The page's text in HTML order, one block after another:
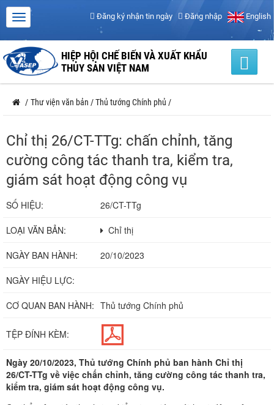
Đăng ký nhận tin ngày Đăng nhập English
HIỆP HỘI CHẾ BIẾN VÀ XUẤT KHẨU
THỦY SẢN VIỆT NAM
/ Thư viện văn bản /Thủ tướng Chính phủ /
Chỉ thị 26/CT-TTg: chấn chỉnh, tăng
cường công tác thanh tra, kiểm tra,
giám sát hoạt động công vụ
SỐ HIỆU: 26/CT-TTg
LOẠI VĂN BẢN: Chỉ thị
NGÀY BAN HÀNH: 20/10/2023
NGÀY HIỆU LỰC:
CƠ QUAN BAN HÀNH: Thủ tướng Chính phủ
TỆP ĐÍNH KÈM:
Ngày 20/10/2023, Thủ tướng Chính phủ ban hành Chỉ thị
26/CT-TTg về việc chấn chỉnh, tăng cường công tác thanh tra,
kiểm tra, giám sát hoạt động công vụ.